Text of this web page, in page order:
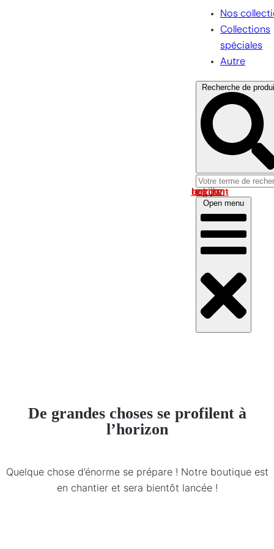
Nos
Collections
spéciales
Autre
Recherche de
Log in om uw account te bekijken
Open menu
De grandes choses se profilent à
l’horizon
Quelque chose d’énorme se prépare ! Notre boutique est
en chantier et sera bientôt lancée !